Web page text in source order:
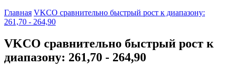
Главная VKCO сравнительно быстрый рост к диапазону:
261,70 - 264,90
VKCO сравнительно быстрый рост к
диапазону: 261,70 - 264,90